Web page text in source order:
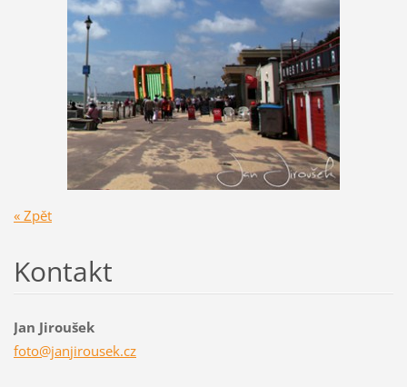
« Zpět
Kontakt
Jan Jiroušek
foto@janjirousek.cz